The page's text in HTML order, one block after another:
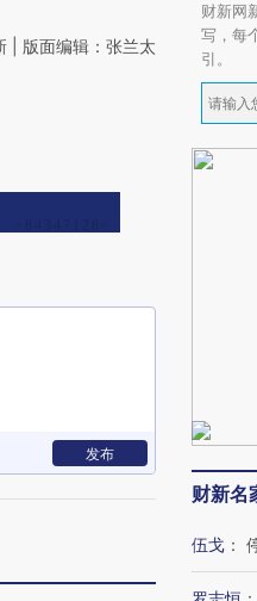
| 版面编辑：张兰太
发布
财新网
写，每
引。
财新名
伍戈 ：